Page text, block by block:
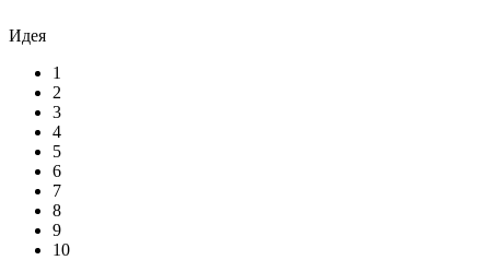
Идея
1
2
3
4
5
6
7
8
9
10